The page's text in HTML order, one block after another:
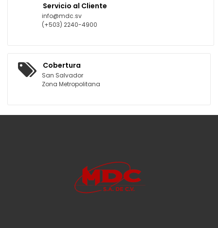
Servicio al Cliente
info@mdc.sv
(+503) 2240-4900
Cobertura
San Salvador
Zona Metropolitana